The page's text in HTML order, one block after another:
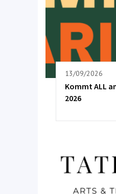
13/09/2026
Kommt ALL
2026